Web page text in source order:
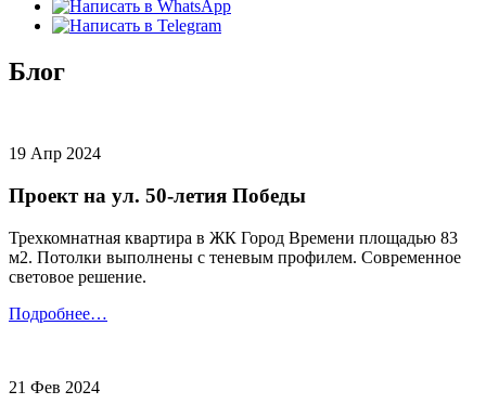
Блог
19 Апр 2024
Проект на ул. 50-летия Победы
Трехкомнатная квартира в ЖК Город Времени площадью 83
м2. Потолки выполнены с теневым профилем. Современное
световое решение.
Подробнее…
21 Фев 2024